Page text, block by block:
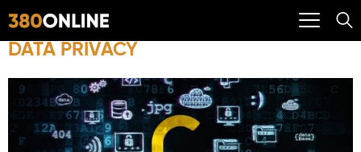
DATA PRIVACY